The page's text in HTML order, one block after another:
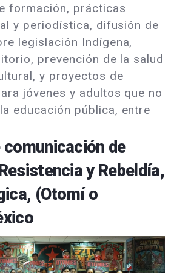
formación, prácticas
y periodística, difusión de
legislación Indígena,
prevención de la salud
y proyectos de
jóvenes y adultos que no
educación pública, entre
comunicación de
y Rebeldía,
(Otomí o